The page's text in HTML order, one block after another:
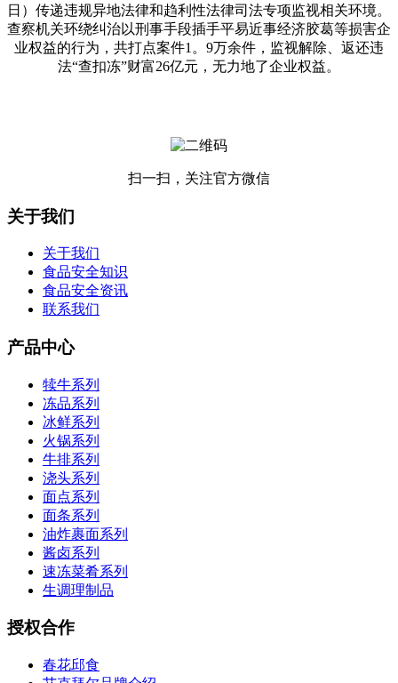
日）传递违规异地法律和趋利性法律司法专项监视相关环境。
查察机关环绕纠治以刑事手段插手平易近事经济胶葛等损害企
业权益的行为，共打点案件1。9万余件，监视解除、返还违
法“查扣冻”财富26亿元，无力地了企业权益。
扫一扫，关注官方微信
关于我们
关于我们
食品安全知识
食品安全资讯
联系我们
产品中心
犊牛系列
冻品系列
冰鲜系列
火锅系列
牛排系列
浇头系列
面点系列
面条系列
油炸裹面系列
酱卤系列
速冻菜肴系列
生调理制品
授权合作
春花邱食